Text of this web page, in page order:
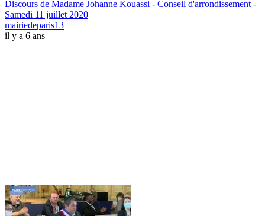
Discours de Madame Johanne Kouassi - Conseil d'arrondissement -
Samedi 11 juillet 2020
mairiedeparis13
il y a 6 ans